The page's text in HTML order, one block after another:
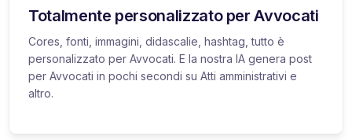
Totalmente personalizzato per Avvocati
Cores, fonti, immagini, didascalie, hashtag, tutto è
personalizzato per Avvocati. E la nostra IA genera post
per Avvocati in pochi secondi su Atti amministrativi e
altro.